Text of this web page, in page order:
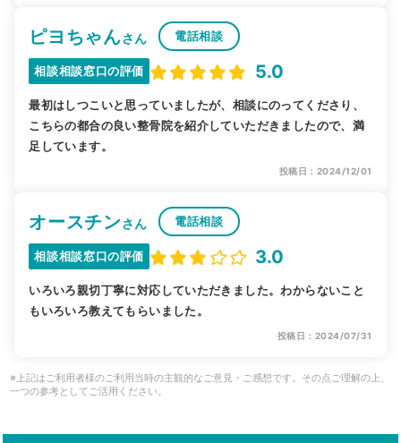
ピヨちゃんさん 電話相談
相談相談窓口の評価 5.0
最初はしつこいと思っていましたが、相談にのってくださり、
こちらの都合の良い整骨院を紹介していただきましたので、満
足しています。
投稿日：2024/12/01
オースチンさん 電話相談
相談相談窓口の評価 3.0
いろいろ親切丁寧に対応していただきました。わからないこと
もいろいろ教えてもらいました。
投稿日：2024/07/31
※上記はご利用者様のご利用当時の主観的なご意見・ご感想です。その点ご理解の上、
一つの参考としてご活用ください。